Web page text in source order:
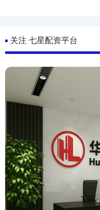
关注 七星配资平台